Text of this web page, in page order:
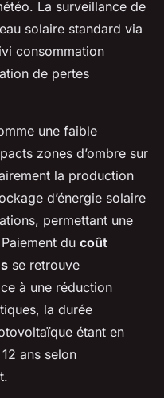
La surveillance de
solaire standard via
consommation
de pertes
une faible
zones d’ombre sur
la production
d’énergie solaire
permettant une
du coût
se retrouve
à une réduction
la durée
étant en
ans selon